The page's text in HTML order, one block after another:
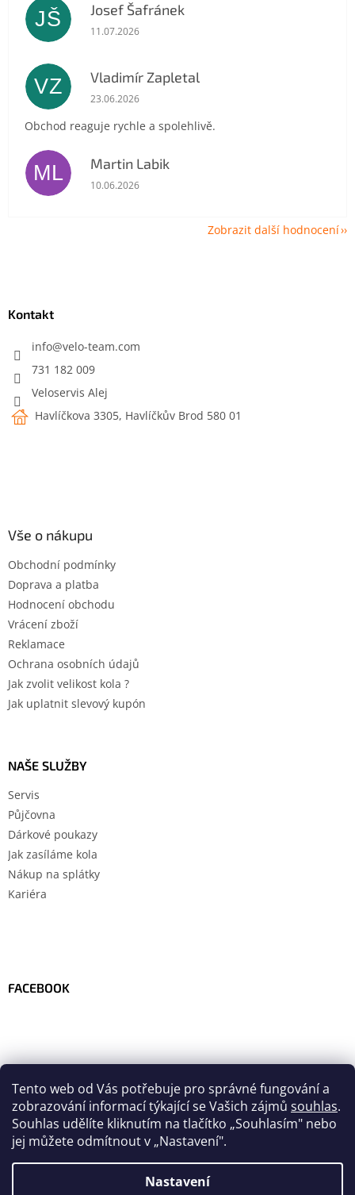
Tento web od Vás potřebuje pro správné fungování a
zobrazování informací týkající se Vašich zájmů souhlas.
Souhlas udělíte kliknutím na tlačítko „Souhlasím" nebo
jej můžete odmítnout v „Nastavení".
Nastavení
JŠ Josef Šafránek
Hodnocení obchodu je 5 z 5 hvězdiček.
11.07.2026
VZ Vladimír Zapletal
Hodnocení obchodu je 5 z 5 hvězdiček.
23.06.2026
Obchod reaguje rychle a spolehlivě.
ML Martin Labik
Hodnocení obchodu je 5 z 5 hvězdiček.
10.06.2026
Zobrazit další hodnocení
Kontakt
info@velo-team.com
731 182 009
Veloservis Alej
Havlíčkova 3305, Havlíčkův Brod 580 01
Vše o nákupu
Obchodní podmínky
Doprava a platba
Hodnocení obchodu
Vrácení zboží
Reklamace
Ochrana osobních údajů
Jak zvolit velikost kola ?
Jak uplatnit slevový kupón
NAŠE SLUŽBY
Servis
Půjčovna
Dárkové poukazy
Jak zasíláme kola
Nákup na splátky
Kariéra
FACEBOOK